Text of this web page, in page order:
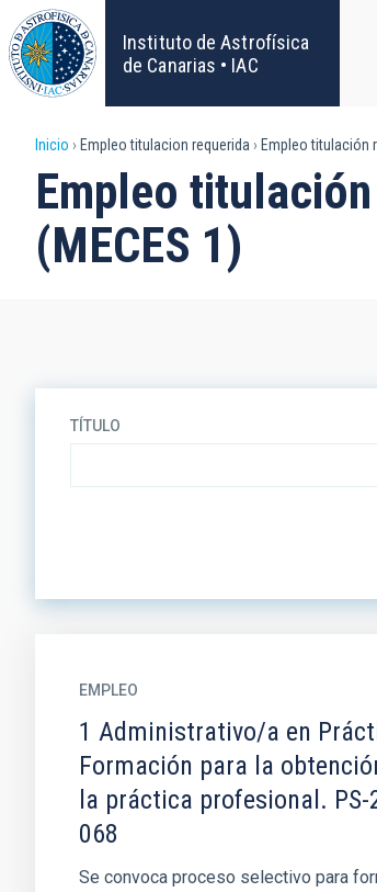
Pasar
al
contenido
principal
Instituto de Astrofísica
de Canarias • IAC
Sobrescribir
enlaces
de
la
navegación
Inicio Empleo titulacion requerida Empleo titulación
Empleo titulación
(MECES 1)
TÍTULO
EMPLEO
1 Administrativo/a en
Formación para la
la práctica profesional. PS-
068
Se convoca proceso selectivo para